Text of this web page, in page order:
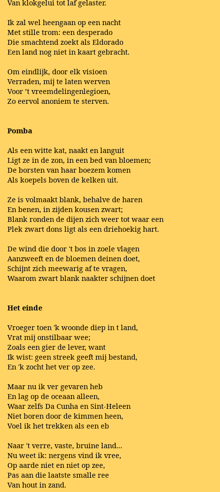
Van klokgelui tot laf gelaster.
Ik zal wel heengaan op een nacht
Met stille trom: een desperado
Die smachtend zoekt als Eldorado
Een land nog niet in kaart gebracht.
Om eindlijk, door elk visioen
Verraden, mij te laten werven
Voor ’t vreemdelingenlegioen,
Zo eervol anoniem te sterven.
Pomba
Als een witte kat, naakt en languit
Ligt ze in de zon, in een bed van bloemen;
De borsten van haar boezem komen
Als koepels boven de kelken uit.
Ze is volmaakt blank, behalve de haren
En benen, in zijden kousen zwart;
Blank ronden de dijen zich weer tot waar een
Plek zwart dons ligt als een driehoekig hart.
De wind die door 't bos in zoele vlagen
Aanzweeft en de bloemen deinen doet,
Schijnt zich meewarig af te vragen,
Waarom zwart blank naakter schijnen doet
Het einde
Vroeger toen 'k woonde diep in t land,
Vrat mij onstilbaar wee;
Zoals een gier de lever, want
Ik wist: geen streek geeft mij bestand,
En 'k zocht het ver op zee.
Maar nu ik ver gevaren heb
En lag op de oceaan alleen,
Waar zelfs Da Cunha en Sint-Heleen
Niet boren door de kimmen heen,
Voel ik het trekken als een eb
Naar 't verre, vaste, bruine land...
Nu weet ik: nergens vind ik vree,
Op aarde niet en niet op zee,
Pas aan die laatste smalle ree
Van hout in zand.